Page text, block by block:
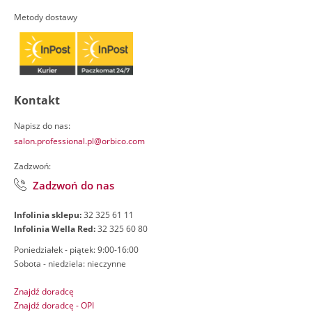
Metody dostawy
Kontakt
Napisz do nas:
salon.professional.pl@orbico.com
Zadzwoń:
Zadzwoń do nas
Infolinia sklepu:32 325 61 11
Infolinia Wella Red:32 325 60 80
Poniedziałek - piątek: 9:00-16:00
Sobota - niedziela: nieczynne
Znajdź doradcę
Znajdź doradcę - OPI